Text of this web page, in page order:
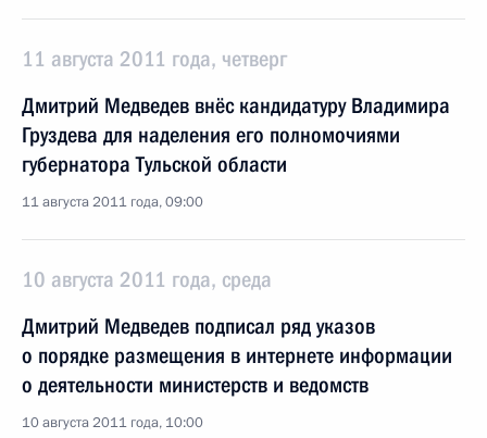
11 августа 2011 года, четверг
Дмитрий Медведев внёс кандидатуру Владимира
Груздева для наделения его полномочиями
губернатора Тульской области
11 августа 2011 года, 09:00
10 августа 2011 года, среда
Дмитрий Медведев подписал ряд указов
о порядке размещения в интернете информации
о деятельности министерств и ведомств
10 августа 2011 года, 10:00